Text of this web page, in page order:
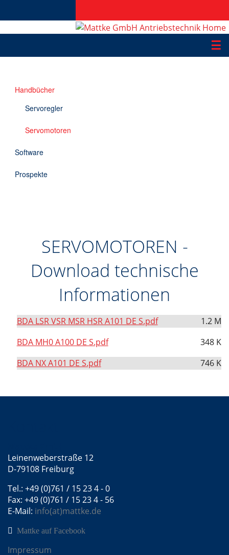
☰
Applikationen
Informationen
Handbücher
Servoregler
Servomotoren
Software
Prospekte
SERVOMOTOREN -
Download technische
Informationen
BDA LSR VSR MSR HSR A101 DE S.pdf
1.2 M
BDA MH0 A100 DE S.pdf
348 K
BDA NX A101 DE S.pdf
746 K
Leinenweberstraße 12
D-79108 Freiburg
Tel.: +49 (0)761 / 15 23 4 - 0
Fax: +49 (0)761 / 15 23 4 - 56
E-Mail: info(at)mattke.de
Mattke auf Facebook
Impressum